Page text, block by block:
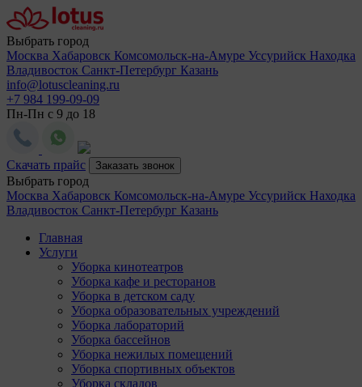
Выбрать город
Москва Хабаровск Комсомольск-на-Амуре Уссурийск Находка
Владивосток Санкт-Петербург Казань
info@lotuscleaning.ru
+7 984 199-09-09
Пн-Пн с 9 до 18
Скачать прайс Заказать звонок
Выбрать город
Москва Хабаровск Комсомольск-на-Амуре Уссурийск Находка
Владивосток Санкт-Петербург Казань
Главная
Услуги
Уборка кинотеатров
Уборка кафе и ресторанов
Уборка в детском саду
Уборка образовательных учреждений
Уборка лабораторий
Уборка бассейнов
Уборка нежилых помещений
Уборка спортивных объектов
Уборка складов